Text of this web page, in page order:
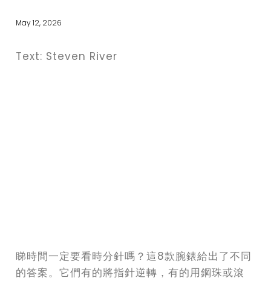
May 12, 2026
Text: Steven River
睇時間一定要看時分針嗎？這8款腕錶給出了不同
的答案。它們有的將指針逆轉，有的用鋼珠或滾